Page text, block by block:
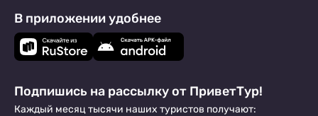
В приложении удобнее
Подпишись на рассылку от ПриветТур!
Каждый месяц тысячи наших туристов получают: